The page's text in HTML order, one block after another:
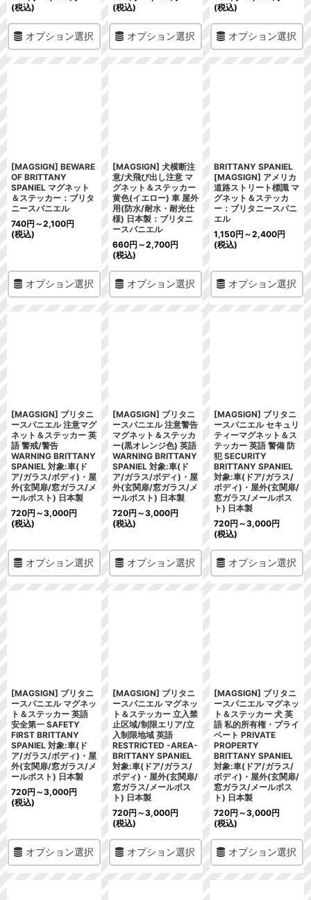
(税込)
オプション選択
(税込)
オプション選択
(税込)
オプション選択
[MAGSIGN] BEWARE
OF BRITTANY
SPANIEL マグネット
＆ステッカー：ブリタ
ニースパニエル
740円 ～2,100円
(税込)
オプション選択
[MAGSIGN] 犬横断注
意/犬飛び出し注意 マ
グネット＆ステッカー
黄色(イエロー) 車 屋外
用(防水/耐水・耐光仕
様) 日本製：ブリタニ
ースパニエル
660円 ～2,700円
(税込)
オプション選択
BRITTANY SPANIEL
[MAGSIGN] アメリカ
道路ストリート標識 マ
グネット＆ステッカ
ー：ブリタニースパニ
エル
1,150円 ～2,400円
(税込)
オプション選択
[MAGSIGN] ブリタニ
ースパニエル 注意マグ
ネット＆ステッカー 英
語 警戒/警告
WARNING BRITTANY
SPANIEL 対象:車(ド
ア/ガラス/ボディ)・屋
外(玄関扉/窓ガラス/メ
ールポスト) 日本製
720円 ～3,000円
(税込)
オプション選択
[MAGSIGN] ブリタニ
ースパニエル 注意警告
マグネット＆ステッカ
ー(黒オレンジ色) 英語
WARNING BRITTANY
SPANIEL 対象:車(ド
ア/ガラス/ボディ)・屋
外(玄関扉/窓ガラス/メ
ールポスト) 日本製
720円 ～3,000円
(税込)
オプション選択
[MAGSIGN] ブリタニ
ースパニエル セキュリ
ティーマグネット＆ス
テッカー 英語 警備 防
犯 SECURITY
BRITTANY SPANIEL
対象:車(ドア/ガラス/
ボディ)・屋外(玄関扉/
窓ガラス/メールポス
ト) 日本製
720円 ～3,000円
(税込)
オプション選択
[MAGSIGN] ブリタニ
ースパニエル マグネッ
ト＆ステッカー 英語
安全第一 SAFETY
FIRST BRITTANY
SPANIEL 対象:車(ド
ア/ガラス/ボディ)・屋
外(玄関扉/窓ガラス/メ
ールポスト) 日本製
720円 ～3,000円
(税込)
オプション選択
[MAGSIGN] ブリタニ
ースパニエル マグネッ
ト＆ステッカー 立入禁
止区域/制限エリア/立
入制限地域 英語
RESTRICTED -AREA-
BRITTANY SPANIEL
対象:車(ドア/ガラス/
ボディ)・屋外(玄関扉/
窓ガラス/メールポス
ト) 日本製
720円 ～3,000円
(税込)
オプション選択
[MAGSIGN] ブリタニ
ースパニエル マグネッ
ト＆ステッカー 犬 英
語 私的所有権・プライ
ベート PRIVATE
PROPERTY
BRITTANY SPANIEL
対象:車(ドア/ガラス/
ボディ)・屋外(玄関扉/
窓ガラス/メールポス
ト) 日本製
720円 ～3,000円
(税込)
オプション選択